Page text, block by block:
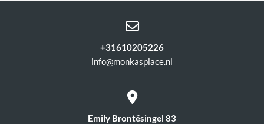

+31610205226
info@monkasplace.nl

Emily Brontësingel 83